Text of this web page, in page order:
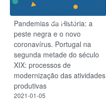
Aula 17
Pandemias da História: a
peste negra e o novo
coronavírus. Portugal na
segunda metade do século
XIX: processos de
modernização das atividades
produtivas
2021-01-05